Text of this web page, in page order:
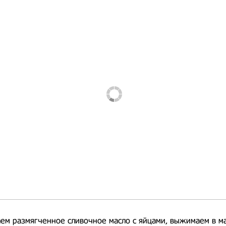
размягченное сливочное масло с яйцами, выжимаем в